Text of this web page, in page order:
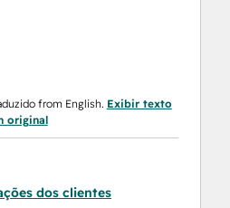
from English. Exibir texto
original
dos clientes